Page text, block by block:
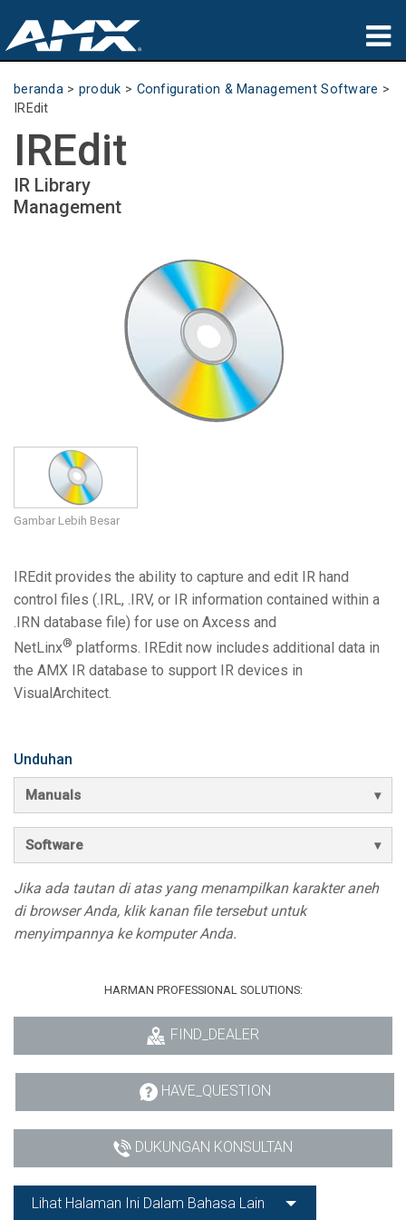
produk
Partners
tempat membeli
beranda > produk > Configuration & Management Software >
IREdit
IREdit
IR Library
Management
Gambar Lebih Besar
IREdit provides the ability to capture and edit IR hand
control files (.IRL, .IRV, or IR information contained within a
.IRN database file) for use on Axcess and
NetLinx® platforms. IREdit now includes additional data in
the AMX IR database to support IR devices in
VisualArchitect.
Unduhan
Manuals
Software
Jika ada tautan di atas yang menampilkan karakter aneh
di browser Anda, klik kanan file tersebut untuk
menyimpannya ke komputer Anda.
HARMAN PROFESSIONAL SOLUTIONS:
FIND_DEALER
HAVE_QUESTION
DUKUNGAN KONSULTAN
Lihat Halaman Ini Dalam Bahasa Lain